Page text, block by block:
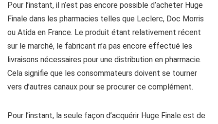
Pour l’instant, il n’est pas encore possible d’acheter Huge
Finale dans les pharmacies telles que Leclerc, Doc Morris
ou Atida en France. Le produit étant relativement récent
sur le marché, le fabricant n’a pas encore effectué les
livraisons nécessaires pour une distribution en pharmacie.
Cela signifie que les consommateurs doivent se tourner
vers d’autres canaux pour se procurer ce complément.
Pour l’instant, la seule façon d’acquérir Huge Finale est de